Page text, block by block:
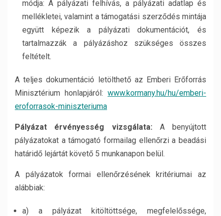
módja: A pályázati felhívás, a pályázati adatlap és
mellékletei, valamint a támogatási szerződés mintája
együtt képezik a pályázati dokumentációt, és
tartalmazzák a pályázáshoz szükséges összes
feltételt.
A teljes dokumentáció letölthető az Emberi Erőforrás
Minisztérium honlapjáról: www.kormany.hu/hu/emberi-
eroforrasok-miniszteriuma
Pályázat érvényesség vizsgálata: A benyújtott
pályázatokat a támogató formailag ellenőrzi a beadási
határidő lejártát követő 5 munkanapon belül.
A pályázatok formai ellenőrzésének kritériumai az
alábbiak:
a) a pályázat kitöltöttsége, megfelelőssége,